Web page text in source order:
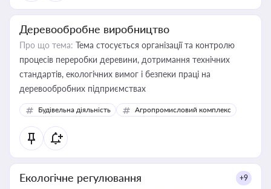
Деревообробне виробництво
Про що тема: Тема стосується організації та контролю
процесів переробки деревини, дотримання технічних
стандартів, екологічних вимог і безпеки праці на
деревообробних підприємствах
Будівельна діяльність Агропромисловий комплекс
Екологічне регулювання +9